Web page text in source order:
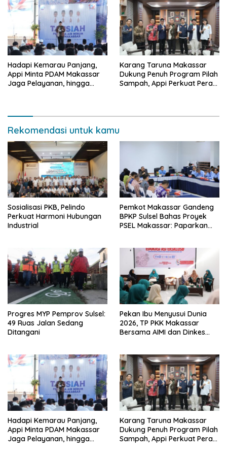
Hadapi Kemarau Panjang,
Appi Minta PDAM Makassar
Jaga Pelayanan, hingga
Karang Taruna Makassar
Dukung Penuh Program Pilah
Sampah, Appi Perkuat Peran
Rekomendasi untuk kamu
Sosialisasi PKB, Pelindo
Perkuat Harmoni Hubungan
Industrial
Pemkot Makassar Gandeng
BPKP Sulsel Bahas Proyek
PSEL Makassar: Paparkan
Progres MYP Pemprov Sulsel:
49 Ruas Jalan Sedang
Ditangani
Pekan Ibu Menyusui Dunia
2026, TP PKK Makassar
Bersama AIMI dan Dinkes
Hadapi Kemarau Panjang,
Appi Minta PDAM Makassar
Jaga Pelayanan, hingga
Karang Taruna Makassar
Dukung Penuh Program Pilah
Sampah, Appi Perkuat Peran